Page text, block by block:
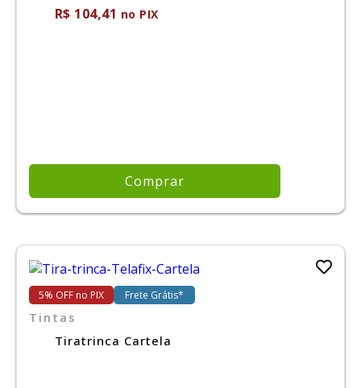
PROMOÇÃOR$ 104,41 no PIX
Comprar
5% OFF no PIX Frete Grátis*
Tintas
Tiratrinca Cartela